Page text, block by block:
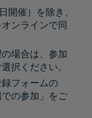
開催）を除き、
ンラインで同
場合は、参加
択ください。
フォームの
の参加」をご